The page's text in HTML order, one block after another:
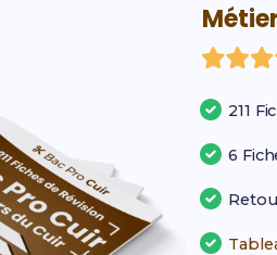
211
6